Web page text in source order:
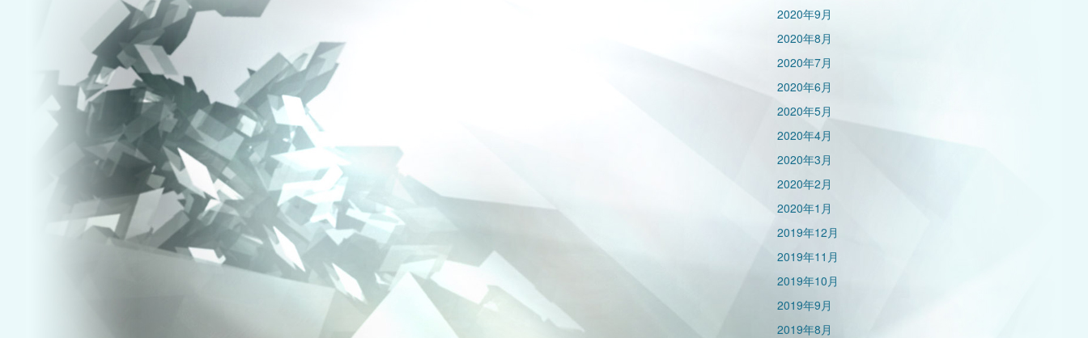
2020年9月
2020年8月
2020年7月
2020年6月
2020年5月
2020年4月
2020年3月
2020年2月
2020年1月
2019年12月
2019年11月
2019年10月
2019年9月
2019年8月